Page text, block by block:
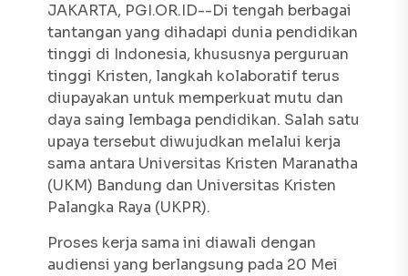
JAKARTA, PGI.OR.ID--Di tengah berbagai
tantangan yang dihadapi dunia pendidikan
tinggi di Indonesia, khususnya perguruan
tinggi Kristen, langkah kolaboratif terus
diupayakan untuk memperkuat mutu dan
daya saing lembaga pendidikan. Salah satu
upaya tersebut diwujudkan melalui kerja
sama antara Universitas Kristen Maranatha
(UKM) Bandung dan Universitas Kristen
Palangka Raya (UKPR).
Proses kerja sama ini diawali dengan
audiensi yang berlangsung pada 20 Mei